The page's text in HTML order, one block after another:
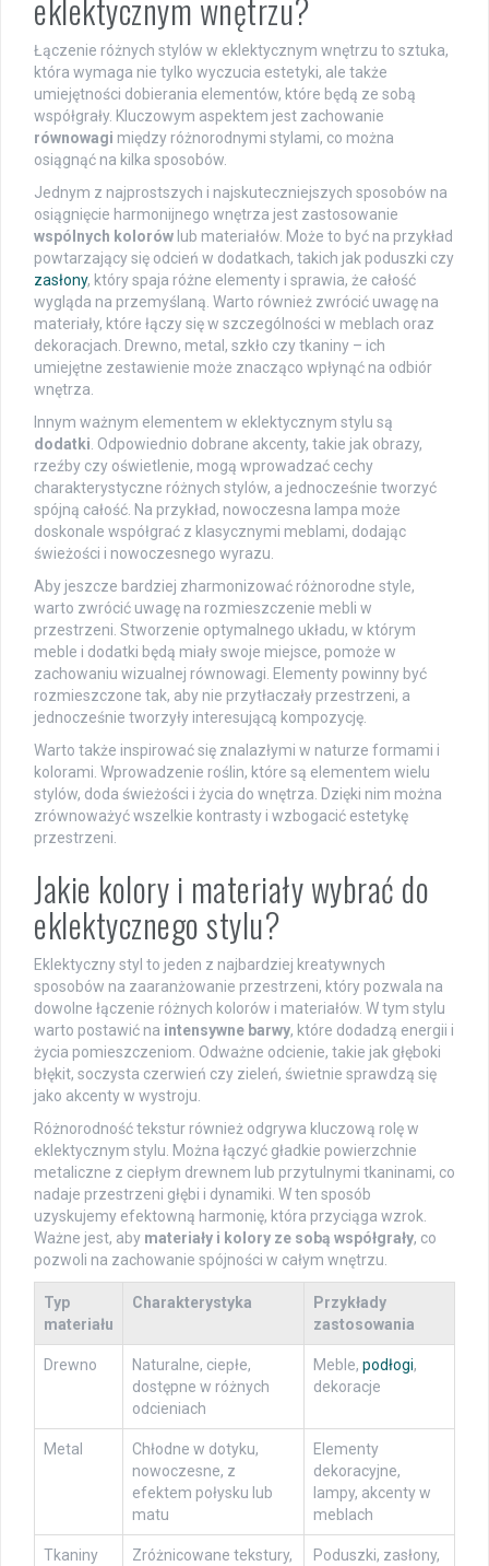
eklektycznym wnętrzu?
Łączenie różnych stylów w eklektycznym wnętrzu to sztuka,
która wymaga nie tylko wyczucia estetyki, ale także
umiejętności dobierania elementów, które będą ze sobą
współgrały. Kluczowym aspektem jest zachowanie
równowagi między różnorodnymi stylami, co można
osiągnąć na kilka sposobów.
Jednym z najprostszych i najskuteczniejszych sposobów na
osiągnięcie harmonijnego wnętrza jest zastosowanie
wspólnych kolorów lub materiałów. Może to być na przykład
powtarzający się odcień w dodatkach, takich jak poduszki czy
zasłony, który spaja różne elementy i sprawia, że całość
wygląda na przemyślaną. Warto również zwrócić uwagę na
materiały, które łączy się w szczególności w meblach oraz
dekoracjach. Drewno, metal, szkło czy tkaniny – ich
umiejętne zestawienie może znacząco wpłynąć na odbiór
wnętrza.
Innym ważnym elementem w eklektycznym stylu są
dodatki . Odpowiednio dobrane akcenty, takie jak obrazy,
rzeźby czy oświetlenie, mogą wprowadzać cechy
charakterystyczne różnych stylów, a jednocześnie tworzyć
spójną całość. Na przykład, nowoczesna lampa może
doskonale współgrać z klasycznymi meblami, dodając
świeżości i nowoczesnego wyrazu.
Aby jeszcze bardziej zharmonizować różnorodne style,
warto zwrócić uwagę na rozmieszczenie mebli w
przestrzeni. Stworzenie optymalnego układu, w którym
meble i dodatki będą miały swoje miejsce, pomoże w
zachowaniu wizualnej równowagi. Elementy powinny być
rozmieszczone tak, aby nie przytłaczały przestrzeni, a
jednocześnie tworzyły interesującą kompozycję.
Warto także inspirować się znalazłymi w naturze formami i
kolorami. Wprowadzenie roślin, które są elementem wielu
stylów, doda świeżości i życia do wnętrza. Dzięki nim można
zrównoważyć wszelkie kontrasty i wzbogacić estetykę
przestrzeni.
Jakie kolory i materiały wybrać do
eklektycznego stylu?
Eklektyczny styl to jeden z najbardziej kreatywnych
sposobów na zaaranżowanie przestrzeni, który pozwala na
dowolne łączenie różnych kolorów i materiałów. W tym stylu
warto postawić na intensywne barwy, które dodadzą energii i
życia pomieszczeniom. Odważne odcienie, takie jak głęboki
błękit, soczysta czerwień czy zieleń, świetnie sprawdzą się
jako akcenty w wystroju.
Różnorodność tekstur również odgrywa kluczową rolę w
eklektycznym stylu. Można łączyć gładkie powierzchnie
metaliczne z ciepłym drewnem lub przytulnymi tkaninami, co
nadaje przestrzeni głębi i dynamiki. W ten sposób
uzyskujemy efektowną harmonię, która przyciąga wzrok.
Ważne jest, aby materiały i kolory ze sobą współgrały, co
pozwoli na zachowanie spójności w całym wnętrzu.
Typ
materiału
Charakterystyka
Przykłady
zastosowania
Drewno
Naturalne, ciepłe,
dostępne w różnych
odcieniach
Meble, podłogi,
dekoracje
Metal
Chłodne w dotyku,
nowoczesne, z
efektem połysku lub
matu
Elementy
dekoracyjne,
lampy, akcenty w
meblach
Tkaniny
Zróżnicowane tekstury,
Poduszki, zasłony,